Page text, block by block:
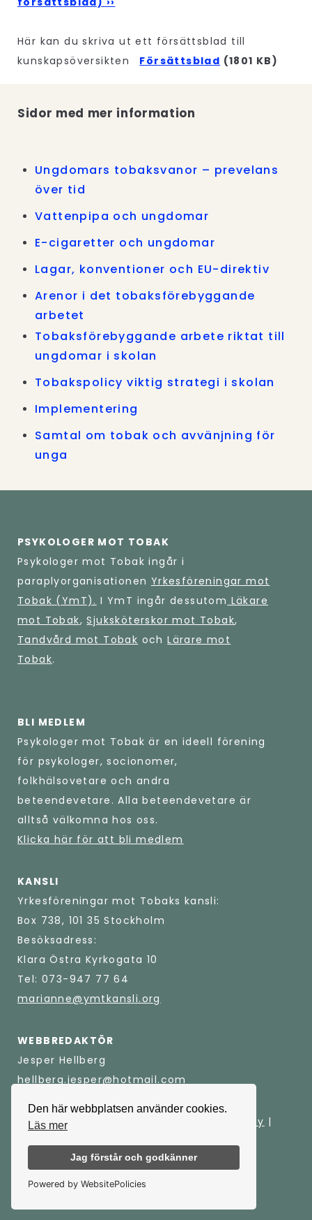
Den här webbplatsen använder cookies.
Läs mer
Jag förstår och godkänner
Powered by WebsitePolicies
Här kan du skriva ut ett försättsblad till
kunskapsöversikten
Försättsblad (1801 KB)
Sidor med mer information
Ungdomars tobaksvanor – prevelans
över tid
Vattenpipa och ungdomar
E-cigaretter och ungdomar
Lagar, konventioner och EU-direktiv
Arenor i det tobaksförebyggande
arbetet
Tobaksförebyggande arbete riktat till
ungdomar i skolan
Tobakspolicy viktig strategi i skolan
Implementering
Samtal om tobak och avvänjning för
unga
PSYKOLOGER MOT TOBAK
Psykologer mot Tobak ingår i
paraplyorganisationen Yrkesföreningar mot
Tobak (YmT). I YmT ingår dessutom Läkare
mot Tobak,Sjuksköterskor mot Tobak,
Tandvård mot Tobak ochLärare mot
Tobak.
BLI MEDLEM
Psykologer mot Tobak är en ideell förening
för psykologer, socionomer,
folkhälsovetare och andra
beteendevetare. Alla beteendevetare är
alltså välkomna hos oss.
Klicka här för att bli medlem
KANSLI
Yrkesföreningar mot Tobaks kansli:
Box 738, 101 35 Stockholm
Besöksadress:
Klara Östra Kyrkogata 10
Tel: 073-947 77 64
marianne@ymtkansli.org
WEBBREDAKTÖR
Jesper Hellberg
hellberg.jesper@hotmail.com
© Psykologer mot Tobak | Integritetspolicy |